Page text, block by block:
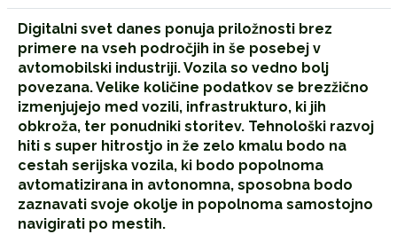
Digitalni svet danes ponuja priložnosti brez
primere na vseh področjih in še posebej v
avtomobilski industriji. Vozila so vedno bolj
povezana. Velike količine podatkov se brezžično
izmenjujejo med vozili, infrastrukturo, ki jih
obkroža, ter ponudniki storitev. Tehnološki razvoj
hiti s super hitrostjo in že zelo kmalu bodo na
cestah serijska vozila, ki bodo popolnoma
avtomatizirana in avtonomna, sposobna bodo
zaznavati svoje okolje in popolnoma samostojno
navigirati po mestih.